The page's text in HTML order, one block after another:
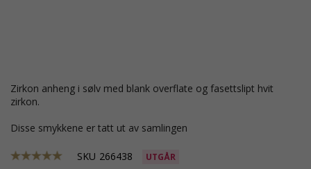
zirkon anheng i sølv med blank overflate og fasettslipt hvit
zirkon.
Disse smykkene er tatt ut av samlingen
SKU 266438 UTGÅR